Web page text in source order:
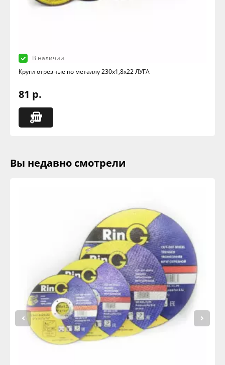
В наличии
Круги отрезные по металлу 230х1,8х22 ЛУГА
81 р.
Вы недавно смотрели